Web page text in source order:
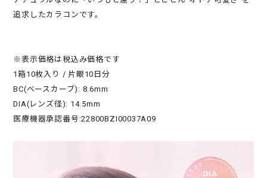
追求したカラコンです。
※表示価格は税込み価格です
1箱10枚入り / 片眼10日分
BC(ベースカーブ): 8.6mm
DIA(レンズ径): 14.5mm
医療機器承認番号:22800BZI00037A09